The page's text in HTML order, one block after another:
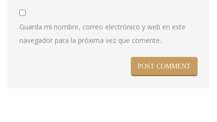
Guarda mi nombre, correo electrónico y web en este
navegador para la próxima vez que comente.